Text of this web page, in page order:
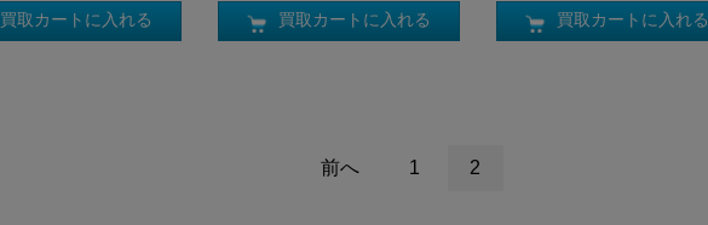
買取カートに入れる 買取カートに入れる 買取カートに入れる
前へ 1 2